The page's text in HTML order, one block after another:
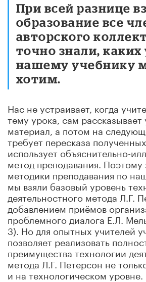
При всей разнице
образование все
авторского
точно знали, каких
нашему учебнику
хотим.
Нас не устраивает, когда
тему урока, сам
материал, а потом на
требует пересказа
использует объяснительно-
метод преподавания. Поэтому
методики преподавания по
мы взяли базовый уровень
деятельностного метода Л.Г.
добавлением приёмов
проблемного диалога Е.Л.
3). Но для опытных учителей
позволяет реализовать
преимущества технологии
метода Л.Г. Петерсон не
и на технологическом уровне.